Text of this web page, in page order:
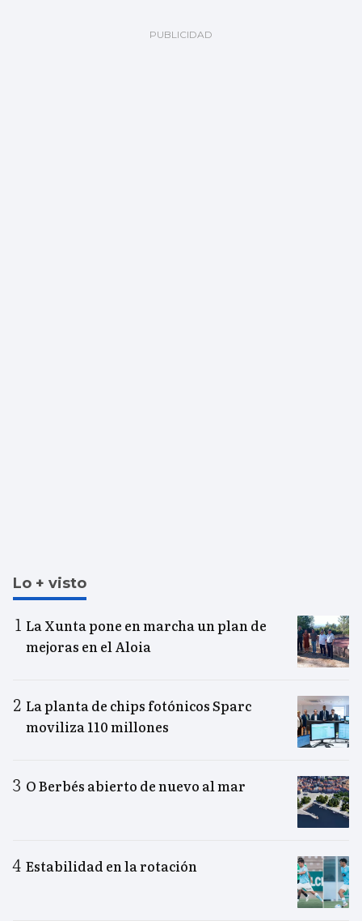
Lo + visto
La Xunta pone en marcha un plan de
mejoras en el Aloia
La planta de chips fotónicos Sparc
moviliza 110 millones
O Berbés abierto de nuevo al mar
Estabilidad en la rotación